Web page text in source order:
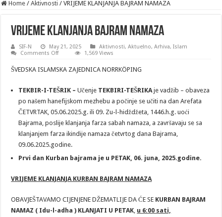
Home / Aktivnosti / VRIJEME KLANJANJA BAJRAM NAMAZA
VRIJEME KLANJANJA BAJRAM NAMAZA
SIF-N May 21, 2025 Aktivnosti,Aktuelno,Arhiva,Islam
Comments Offon
BAJRAM
1,569 Views
ŠVEDSKA ISLAMSKA ZAJEDNICA NORRKÖPING
TEKBIR-I-TEŠRIK –Učenje TEKBIRI-TEŠRIKAje vadžib – obaveza
po našem hanefijskom mezhebu a počinje se učiti na dan Arefata
ČETVRTAK, 05.06.2025.g. ili 09. Zu-l-hidždžeta, 1446.h.g. uoći
Bajrama, poslije klanjanja farza sabah namaza, a završavaju se sa
klanjanjem farza ikindije namaza četvrtog dana Bajrama,
09.06.2025.godine.
Prvi dan Kurban bajrama je u PETAK, 06. juna, 2025.godine.
VRIJEME KLANJANJA KURBAN BAJRAM NAMAZA
OBAVJEŠTAVAMO CIJENJENE DŽEMATLIJE DA ĆE SE KURBAN BAJRAM
NAMAZ ( Idu-l-adha ) KLANJATI U PETAK, u 6:00 sati,